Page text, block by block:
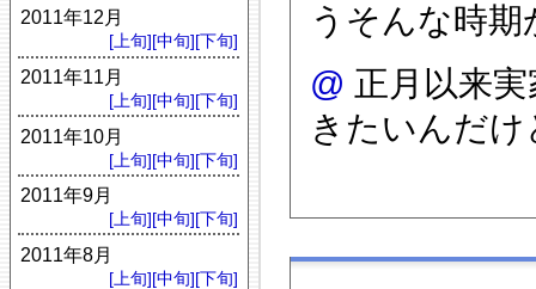
うそんな時
@ 正月以来
きたいんだ
2011年12月
[上旬][中旬][下旬]
2011年11月
[上旬][中旬][下旬]
2011年10月
[上旬][中旬][下旬]
2011年9月
[上旬][中旬][下旬]
2011年8月
[上旬][中旬][下旬]